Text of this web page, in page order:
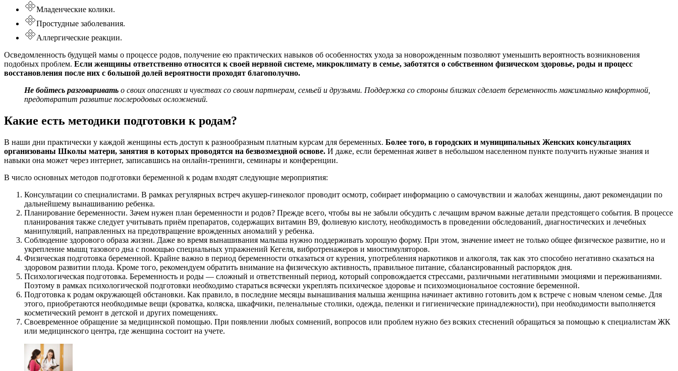
Младенческие колики.
Простудные заболевания.
Аллергические реакции.
Осведомленность будущей мамы о процессе родов, получение ею практических навыков об особенностях ухода за новорожденным позволяют уменьшить вероятность возникновения
подобных проблем. Если женщины ответственно относятся к своей нервной системе, микроклимату в семье, заботятся о собственном физическом здоровье, роды и процесс
восстановления после них с большой долей вероятности проходят благополучно.
Не бойтесь разговаривать о своих опасениях и чувствах со своим партнерам, семьей и друзьями. Поддержка со стороны близких сделает беременность максимально комфортной,
предотвратит развитие послеродовых осложнений.
Какие есть методики подготовки к родам?
В наши дни практически у каждой женщины есть доступ к разнообразным платным курсам для беременных. Более того, в городских и муниципальных Женских консультациях
организованы Школы матери, занятия в которых проводятся на безвозмездной основе. И даже, если беременная живет в небольшом населенном пункте получить нужные знания и
навыки она может через интернет, записавшись на онлайн-тренинги, семинары и конференции.
В число основных методов подготовки беременной к родам входят следующие мероприятия:
Консультации со специалистами. В рамках регулярных встреч акушер-гинеколог проводит осмотр, собирает информацию о самочувствии и жалобах женщины, дают рекомендации по
дальнейшему вынашиванию ребенка.
Планирование беременности. Зачем нужен план беременности и родов? Прежде всего, чтобы вы не забыли обсудить с лечащим врачом важные детали предстоящего события. В процессе
планирования также следует учитывать приём препаратов, содержащих витамин В9, фолиевую кислоту, необходимость в проведении обследований, диагностических и лечебных
манипуляций, направленных на предотвращение врожденных аномалий у ребенка.
Соблюдение здорового образа жизни. Даже во время вынашивания малыша нужно поддерживать хорошую форму. При этом, значение имеет не только общее физическое развитие, но и
укрепление мышц тазового дна с помощью специальных упражнений Кегеля, вибротренажеров и миостимуляторов.
Физическая подготовка беременной. Крайне важно в период беременности отказаться от курения, употребления наркотиков и алкоголя, так как это способно негативно сказаться на
здоровом развитии плода. Кроме того, рекомендуем обратить внимание на физическую активность, правильное питание, сбалансированный распорядок дня.
Психологическая подготовка. Беременность и роды — сложный и ответственный период, который сопровождается стрессами, различными негативными эмоциями и переживаниями.
Поэтому в рамках психологической подготовки необходимо стараться всячески укреплять психическое здоровье и психоэмоциональное состояние беременной.
Подготовка к родам окружающей обстановки. Как правило, в последние месяцы вынашивания малыша женщина начинает активно готовить дом к встрече с новым членом семье. Для
этого, приобретаются необходимые вещи (кроватка, коляска, шкафчики, пеленальные столики, одежда, пеленки и гигиенические принадлежности), при необходимости выполняется
косметический ремонт в детской и других помещениях.
Своевременное обращение за медицинской помощью. При появлении любых сомнений, вопросов или проблем нужно без всяких стеснений обращаться за помощью к специалистам ЖК
или медицинского центра, где женщина состоит на учете.